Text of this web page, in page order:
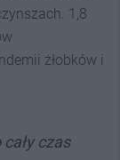
1,8
żłobków i
czas